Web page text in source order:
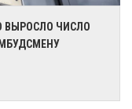
ВЫРОСЛО ЧИСЛО